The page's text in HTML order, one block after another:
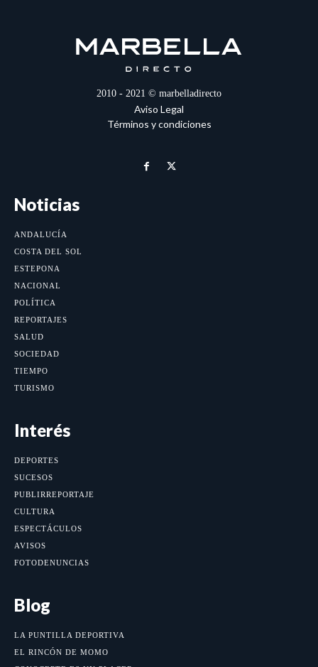
2010 - 2021 © marbelladirecto
Aviso Legal
Términos y condiciones
Noticias
ANDALUCÍA
COSTA DEL SOL
ESTEPONA
NACIONAL
POLÍTICA
REPORTAJES
SALUD
SOCIEDAD
TIEMPO
TURISMO
Interés
DEPORTES
SUCESOS
PUBLIRREPORTAJE
CULTURA
ESPECTÁCULOS
AVISOS
FOTODENUNCIAS
Blog
LA PUNTILLA DEPORTIVA
EL RINCÓN DE MOMO